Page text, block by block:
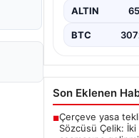
Aile,
ALTIN
BTC
Son Eklenen
■Çerçeve yasa
Sözcüsü Çelik: İki